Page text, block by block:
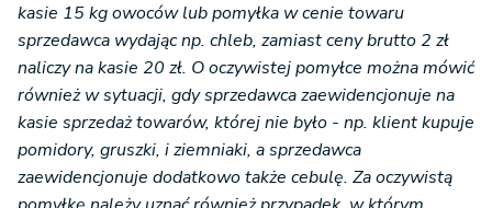
kasie 15 kg owoców lub pomyłka w cenie towaru
sprzedawca wydając np. chleb, zamiast ceny brutto 2 zł
naliczy na kasie 20 zł. O oczywistej pomyłce można mówić
również w sytuacji, gdy sprzedawca zaewidencjonuje na
kasie sprzedaż towarów, której nie było - np. klient kupuje
pomidory, gruszki, i ziemniaki, a sprzedawca
zaewidencjonuje dodatkowo także cebulę. Za oczywistą